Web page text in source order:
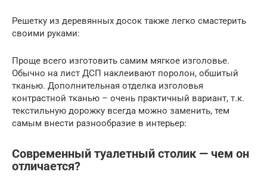
Решетку из деревянных досок также легко смастерить
своими руками:
Проще всего изготовить самим мягкое изголовье.
Обычно на лист ДСП наклеивают поролон, обшитый
тканью. Дополнительная отделка изголовья
контрастной тканью – очень практичный вариант, т.к.
текстильную дорожку всегда можно заменить, тем
самым внести разнообразие в интерьер:
Современный туалетный столик — чем он
отличается?